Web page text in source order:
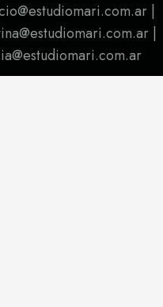
|
|